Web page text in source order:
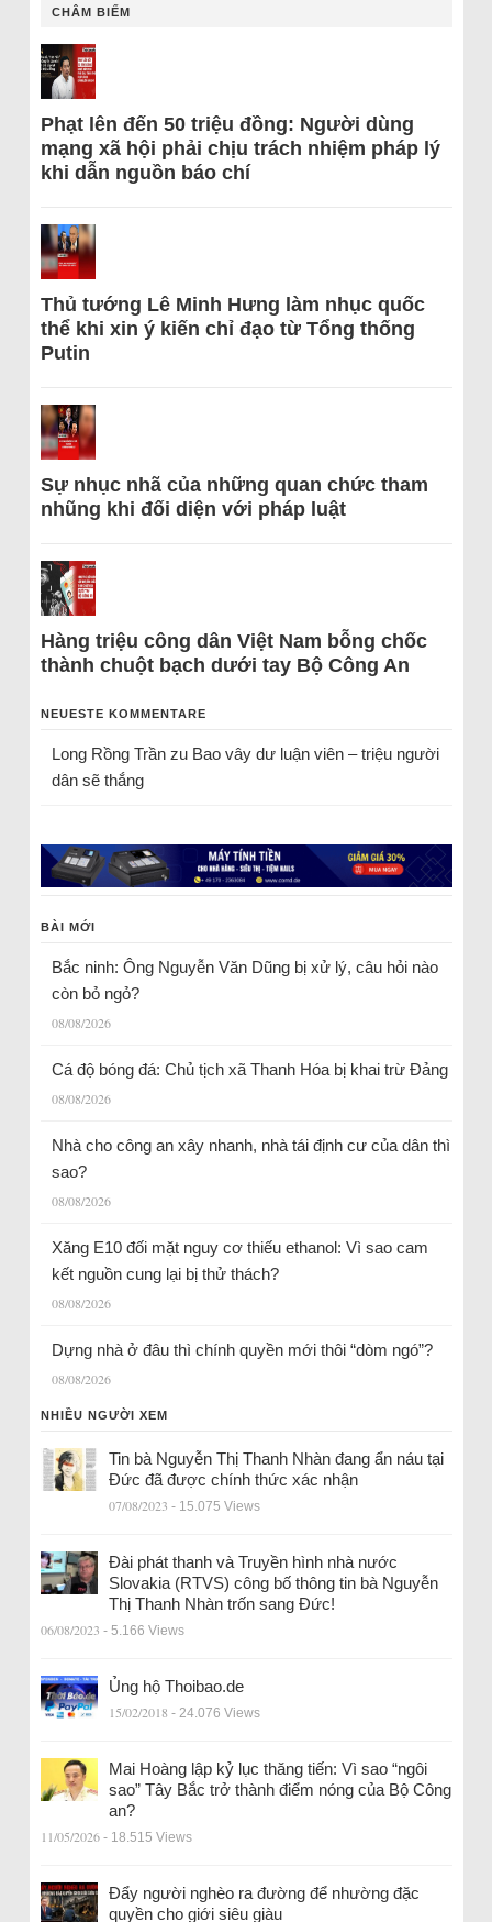
CHÂM BIẾM
Phạt lên đến 50 triệu đồng: Người dùng
mạng xã hội phải chịu trách nhiệm pháp lý
khi dẫn nguồn báo chí
Thủ tướng Lê Minh Hưng làm nhục quốc
thể khi xin ý kiến chỉ đạo từ Tổng thống
Putin
Sự nhục nhã của những quan chức tham
nhũng khi đối diện với pháp luật
Hàng triệu công dân Việt Nam bỗng chốc
thành chuột bạch dưới tay Bộ Công An
NEUESTE KOMMENTARE
Long Rồng Trầnzu Bao vây dư luận viên – triệu người
dân sẽ thắng
BÀI MỚI
Bắc ninh: Ông Nguyễn Văn Dũng bị xử lý, câu hỏi nào
còn bỏ ngỏ?
08/08/2026
Cá độ bóng đá: Chủ tịch xã Thanh Hóa bị khai trừ Đảng
08/08/2026
Nhà cho công an xây nhanh, nhà tái định cư của dân thì
sao?
08/08/2026
Xăng E10 đối mặt nguy cơ thiếu ethanol: Vì sao cam
kết nguồn cung lại bị thử thách?
08/08/2026
Dựng nhà ở đâu thì chính quyền mới thôi “dòm ngó”?
08/08/2026
NHIỀU NGƯỜI XEM
Tin bà Nguyễn Thị Thanh Nhàn đang ẩn náu tại
Đức đã được chính thức xác nhận
07/08/2023 - 15.075 Views
Đài phát thanh và Truyền hình nhà nước
Slovakia (RTVS) công bố thông tin bà Nguyễn
Thị Thanh Nhàn trốn sang Đức!
06/08/2023 - 5.166 Views
Ủng hộ Thoibao.de
15/02/2018 - 24.076 Views
Mai Hoàng lập kỷ lục thăng tiến: Vì sao “ngôi
sao” Tây Bắc trở thành điểm nóng của Bộ Công
an?
11/05/2026 - 18.515 Views
Đẩy người nghèo ra đường để nhường đặc
quyền cho giới siêu giàu